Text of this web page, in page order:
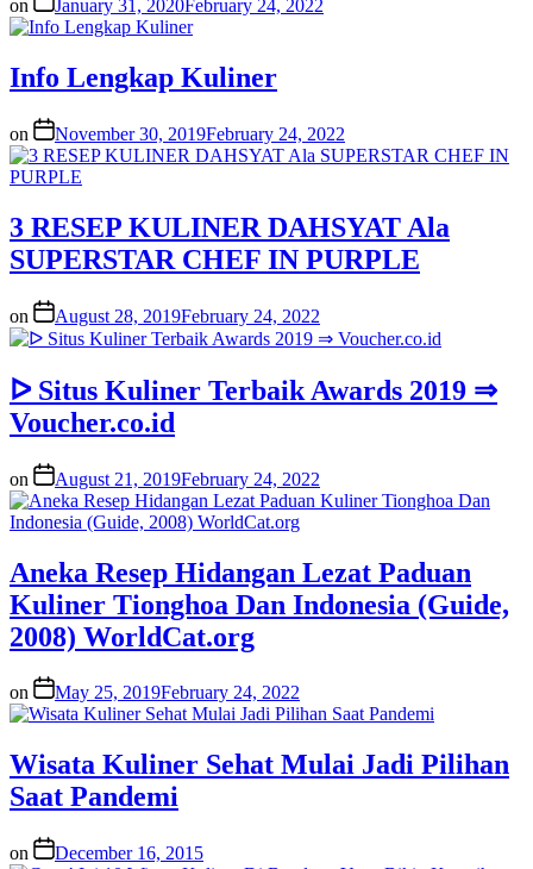
on January 31, 2020February 24, 2022
Info Lengkap Kuliner
on November 30, 2019February 24, 2022
3 RESEP KULINER DAHSYAT Ala
SUPERSTAR CHEF IN PURPLE
on August 28, 2019February 24, 2022
ᐅ Situs Kuliner Terbaik Awards 2019 ⇒
Voucher.co.id
on August 21, 2019February 24, 2022
Aneka Resep Hidangan Lezat Paduan
Kuliner Tionghoa Dan Indonesia (Guide,
2008) WorldCat.org
on May 25, 2019February 24, 2022
Wisata Kuliner Sehat Mulai Jadi Pilihan
Saat Pandemi
on December 16, 2015